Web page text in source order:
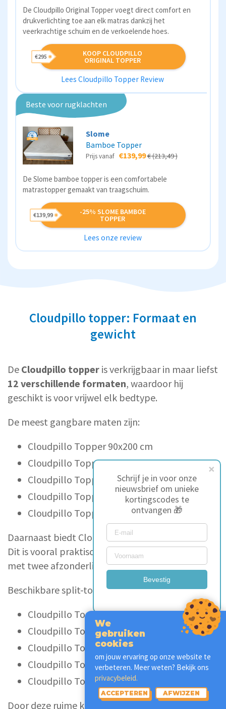
De Cloudpillo Original Topper voegt direct comfort en
drukverlichting toe aan elk matras dankzij het
veerkrachtige schuim en de verkoelende hoes.
KOOP CLOUDPILLO
ORIGINAL TOPPER
€295
Lees Cloudpillo Topper Review
Beste voor rugklachten
Slome
Bamboe Topper
Prijs vanaf €139,99€ (213,49 )
De Slome bamboe topper is een comfortabele
matrastopper gemaakt van traagschuim.
-25% SLOME BAMBOE
TOPPER
€139,99
Lees onze review
Cloudpillo topper: Formaat en
gewicht
De Cloudpillo topper is verkrijgbaar in maar liefst
12 verschillende formaten, waardoor hij
geschikt is voor vrijwel elk bedtype.
De meest gangbare maten zijn:
Cloudpillo Topper 90x200 cm
Cloudpillo Topper 140x200 cm
Cloudpillo Topper 160x200 cm
Cloudpillo Topper 180x200 cm
Cloudpillo Topper 200x200 cm
Daarnaast biedt Cloudpillo ook
aan.
Dit is vooral praktisch bij tweepersoonsbedden
met twee afzonderlijk verstelbare hoofdeinden.
Beschikbare split-topper formaten:
Cloudpillo Topper 160x200 cm
Cloudpillo Topper 180x200 cm
Cloudpillo Topper 180x210 cm
Cloudpillo Topper 200x200 cm
Cloudpillo Topper 200x210 cm
Door deze ruime keuze aan maten, waaronder
Schrijf je in voor onze
nieuwsbrief om unieke
kortingscodes te
ontvangen 🎁
Bevestig
We
gebruiken
cookies
om jouw ervaring op onze website te
verbeteren. Meer weten? Bekijk ons
privacybeleid.
ACCEPTEREN AFWIJZEN